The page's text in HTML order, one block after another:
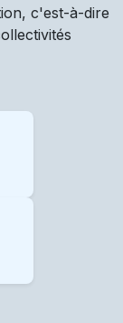
c'est-à-dire